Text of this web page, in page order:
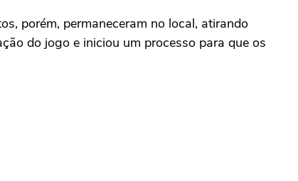
porém, permaneceram no local, atirando
do jogo e iniciou um processo para que os